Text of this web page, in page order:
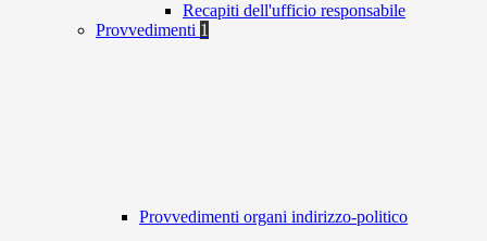
Recapiti dell'ufficio responsabile
Provvedimenti 1
Provvedimenti organi indirizzo-politico